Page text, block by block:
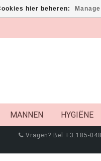
MANNEN HYGIËNE
Vragen? Bel +3.185-
hier beheren: